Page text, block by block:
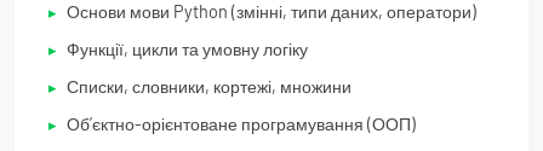
Основи мови Python (змінні, типи даних, оператори)
Функції, цикли та умовну логіку
Списки, словники, кортежі, множини
Обʼєктно-орієнтоване програмування (ООП)